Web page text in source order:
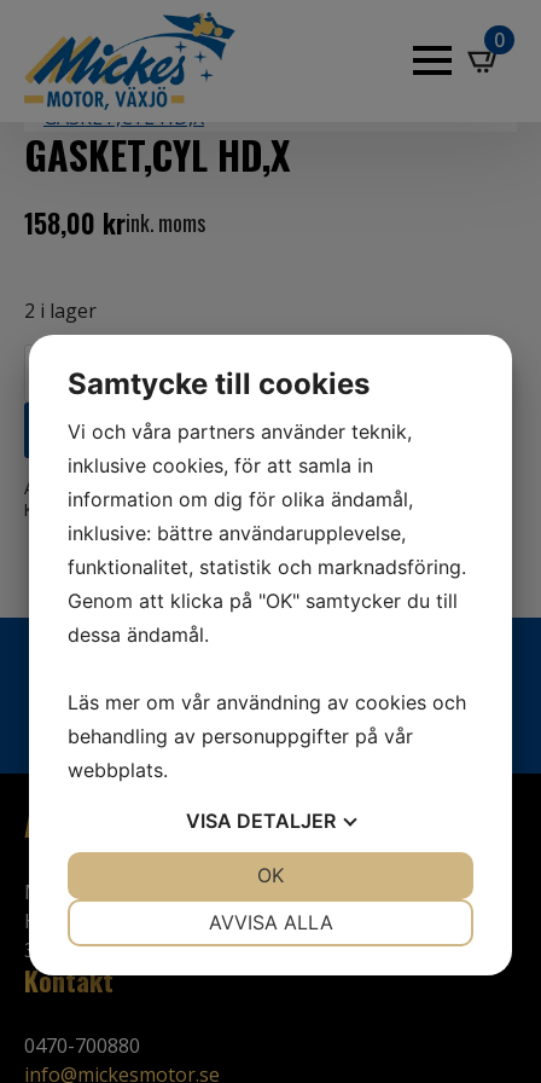
0
GASKET,CYL HD,X
158,00 krink. moms
2 i lager
GASKET,CYL
HD,X
mängd
LÄGG TILL I VARUKORG
Artikelnr:
16775-99B
Kategorier:Harley-Davidson, MC
0470-700880
Adress
Mickes Motor
Hjalmar Petris v. 57-59
352 46 Växjö
Kontakt
0470-700880
info@mickesmotor.se
Samtycke till cookies
Vi och våra partners använder teknik,
inklusive cookies, för att samla in
information om dig för olika ändamål,
inklusive: bättre användarupplevelse,
funktionalitet, statistik och marknadsföring.
Genom att klicka på "OK" samtycker du till
dessa ändamål.
Läs mer om vår användning av cookies och
behandling av personuppgifter på vår
webbplats.
VISA DETALJER
MARKNADSFÖRING
AVVISA ALLA
OK